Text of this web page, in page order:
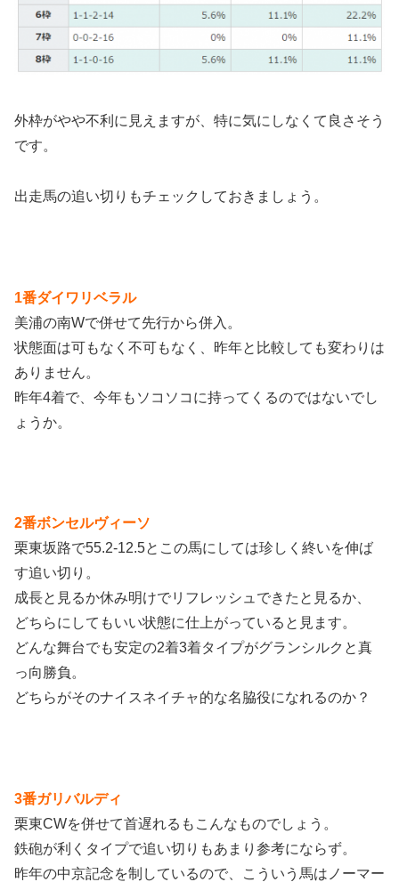
外枠がやや不利に見えますが、特に気にしなくて良さそう
です。
出走馬の追い切りもチェックしておきましょう。
1番ダイワリベラル
美浦の南Wで併せて先行から併入。
状態面は可もなく不可もなく、昨年と比較しても変わりは
ありません。
昨年4着で、今年もソコソコに持ってくるのではないでし
ょうか。
2番ボンセルヴィーソ
栗東坂路で55.2-12.5とこの馬にしては珍しく終いを伸ば
す追い切り。
成長と見るか休み明けでリフレッシュできたと見るか、
どちらにしてもいい状態に仕上がっていると見ます。
どんな舞台でも安定の2着3着タイプがグランシルクと真
っ向勝負。
どちらがそのナイスネイチャ的な名脇役になれるのか？
3番ガリバルディ
栗東CWを併せて首遅れるもこんなものでしょう。
鉄砲が利くタイプで追い切りもあまり参考にならず。
昨年の中京記念を制しているので、こういう馬はノーマー